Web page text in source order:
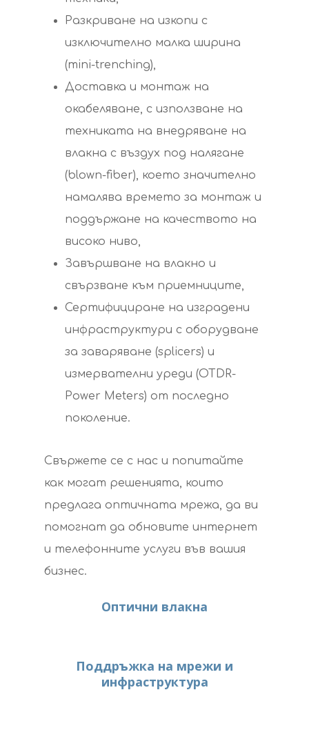
Разкриване на изкопи с
изключително малка ширина
(mini-trenching),
Доставка и монтаж на
окабеляване, с използване на
техниката на внедряване на
влакна с въздух под налягане
(blown-fiber), което значително
намалява времето за монтаж и
поддържане на качеството на
високо ниво,
Завършване на влакно и
свързване към приемниците,
Сертифициране на изградени
инфраструктури с оборудване
за заваряване (splicers) и
измервателни уреди (OTDR-
Power Meters) от последно
поколение.
Свържете се с нас и попитайте
как могат решенията, които
предлага оптичната мрежа, да ви
помогнат да обновите интернет
и телефонните услуги във вашия
бизнес.
Оптични влакна
Поддръжка на мрежи и
инфраструктура
Компания
Услуги
Оптични Влакна
Поддръжка На
Телефония |
Контакти